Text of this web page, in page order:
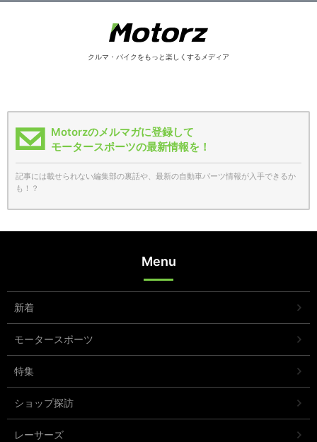
クルマ・バイクをもっと楽しくするメディア
Motorzのメルマガに登録して
モータースポーツの最新情報を！
記事には載せられない編集部の裏話や、最新の自動車パーツ情報が入手できるか
も！？
Menu
新着
モータースポーツ
特集
ショップ探訪
レーサーズ